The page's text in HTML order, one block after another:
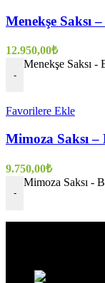
Menekşe Saksı
12.950,00₺
-
Menekşe Saksı -
Favorilere Ekle
Mimoza Saksı
9.750,00₺
-
Mimoza Saksı -